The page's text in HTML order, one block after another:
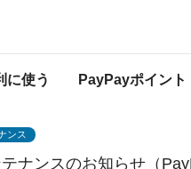
に使う PayPayポイント
ンス
ナンスのお知らせ（